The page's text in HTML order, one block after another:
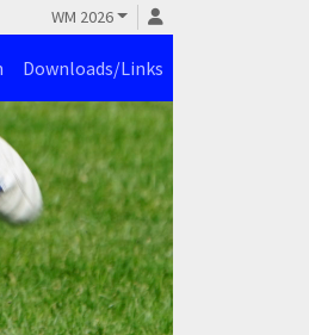
WM 2026
Downloads/Links